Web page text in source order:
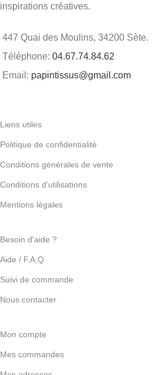
inspirations créatives.
447 Quai des Moulins, 34200 Sète.
Téléphone: 04.67.74.84.62
Email: papintissus@gmail.com
Liens utiles
Politique de confidentialité
Conditions générales de vente
Conditions d'utilisations
Mentions légales
Besoin d'aide ?
Aide / F.A.Q
Suivi de commande
Nous contacter
Mon compte
Mes commandes